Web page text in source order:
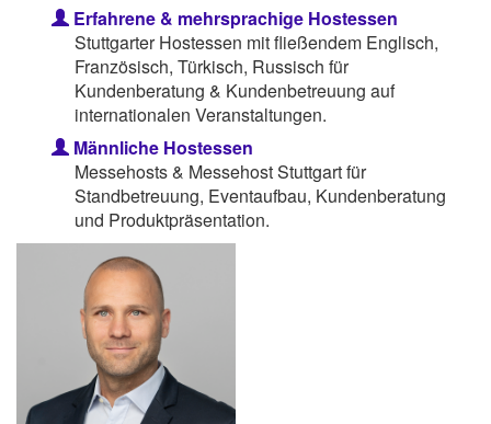
Erfahrene & mehrsprachige Hostessen
Stuttgarter Hostessen mit fließendem Englisch,
Französisch, Türkisch, Russisch für
Kundenberatung & Kundenbetreuung auf
internationalen Veranstaltungen.
Männliche Hostessen
Messehosts & Messehost Stuttgart für
Standbetreuung, Eventaufbau, Kundenberatung
und Produktpräsentation.